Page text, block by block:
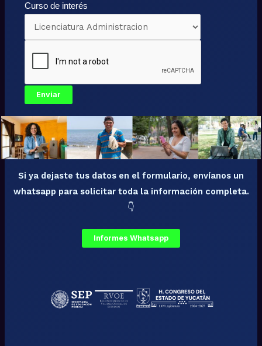
Curso de interés
Si ya dejaste tus datos en el formulario, envíanos un
whatsapp para solicitar toda la información completa.
👇
Informes Whatsapp